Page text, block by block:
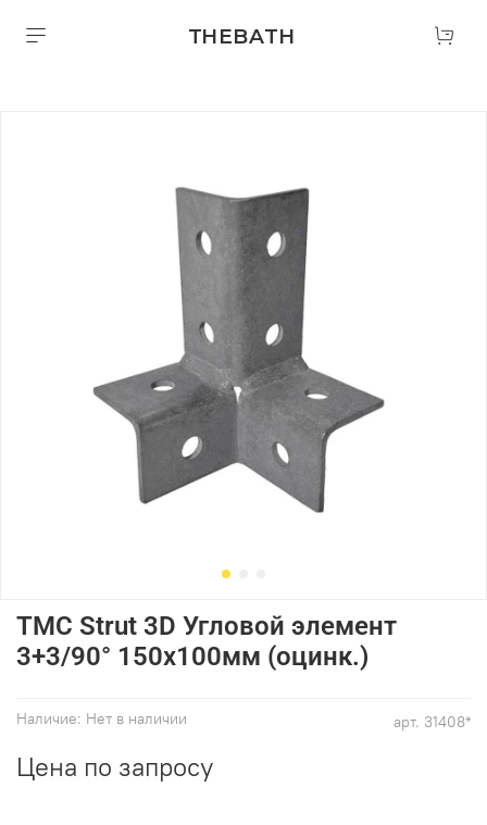
THEBATH
арт. 31408*
Наличие: Нет в наличии
ТМС Strut 3D Угловой элемент
3+3/90° 150x100мм (оцинк.)
Цена по запросу